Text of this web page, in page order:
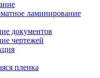
ламинирование
документов
чертежей
пленка